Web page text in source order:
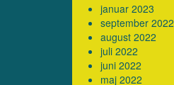
januar 2023
september 2022
august 2022
juli 2022
juni 2022
maj 2022